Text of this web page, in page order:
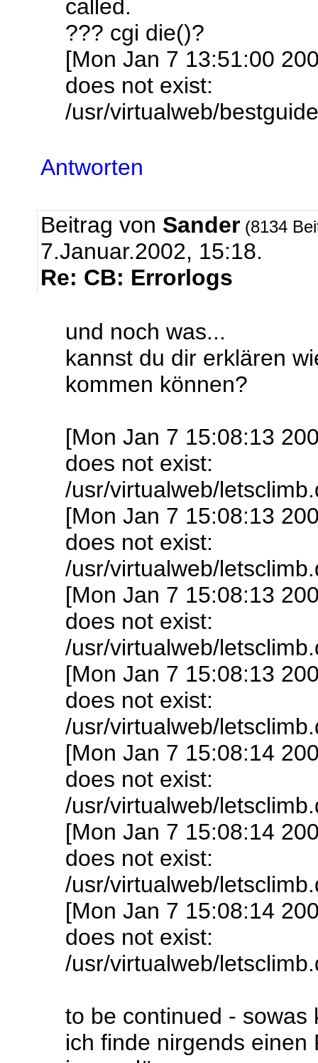
called.
??? cgi die()?
[Mon Jan 7 13:51:00
does not exist:
/usr/virtualweb/
Antworten
Beitrag von Sander (8134
7.Januar.2002, 15:18.
Re: CB: Errorlogs
und noch was...
kannst du dir erklären
kommen können?
[Mon Jan 7 15:08:13
does not exist:
/usr/virtualweb/
[Mon Jan 7 15:08:13
does not exist:
/usr/virtualweb/
[Mon Jan 7 15:08:13
does not exist:
/usr/virtualweb/
[Mon Jan 7 15:08:13
does not exist:
/usr/virtualweb/
[Mon Jan 7 15:08:14
does not exist:
/usr/virtualweb/
[Mon Jan 7 15:08:14
does not exist:
/usr/virtualweb/
[Mon Jan 7 15:08:14
does not exist:
/usr/virtualweb/
to be continued - sowas
ich finde nirgends einen